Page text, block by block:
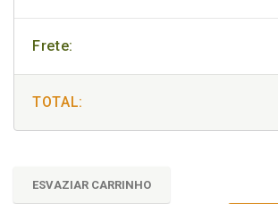
Frete:
TOTAL:
ESVAZIAR CARRINHO